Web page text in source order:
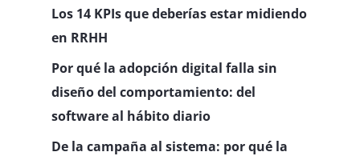
Los 14 KPIs que deberías estar midiendo
en RRHH
Por qué la adopción digital falla sin
diseño del comportamiento: del
software al hábito diario
De la campaña al sistema: por qué la